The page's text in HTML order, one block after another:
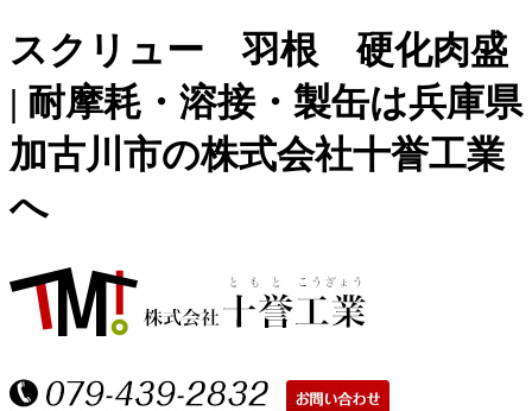
スクリュー 羽根 硬化肉盛
| 耐摩耗・溶接・製缶は兵庫県
加古川市の株式会社十誉工業
へ